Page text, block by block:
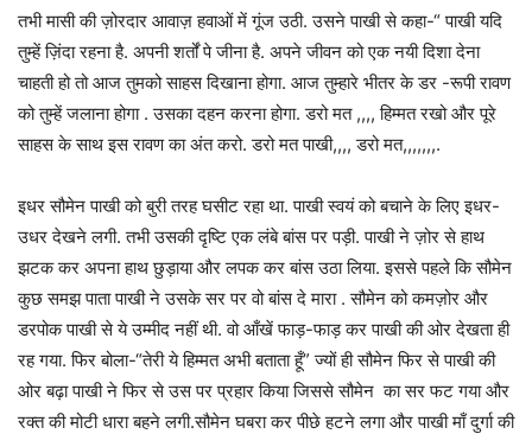
तभी मासी की ज़ोरदार आवाज़ हवाओं में गूंज उठी. उसने पाखी से कहा-“ पाखी यदि
तुम्हें ज़िंदा रहना है. अपनी शर्तों पे जीना है. अपने जीवन को एक नयी दिशा देना
चाहती हो तो आज तुमको साहस दिखाना होगा. आज तुम्हारे भीतर के डर -रूपी रावण
को तुम्हें जलाना होगा . उसका दहन करना होगा. डरो मत ,,,, हिम्मत रखो और पूरे
साहस के साथ इस रावण का अंत करो. डरो मत पाखी,,,, डरो मत,,,,,,,.
इधर सौमेन पाखी को बुरी तरह घसीट रहा था. पाखी स्वयं को बचाने के लिए इधर-
उधर देखने लगी. तभी उसकी दृष्टि एक लंबे बांस पर पड़ी. पाखी ने ज़ोर से हाथ
झटक कर अपना हाथ छुड़ाया और लपक कर बांस उठा लिया. इससे पहले कि सौमेन
कुछ समझ पाता पाखी ने उसके सर पर वो बांस दे मारा . सौमेन को कमज़ोर और
डरपोक पाखी से ये उम्मीद नहीं थी. वो आँखें फाड़-फाड़ कर पाखी की ओर देखता ही
रह गया. फिर बोला-“तेरी ये हिम्मत अभी बताता हूँ” ज्यों ही सौमेन फिर से पाखी की
ओर बढ़ा पाखी ने फिर से उस पर प्रहार किया जिससे सौमेन का सर फट गया और
रक्त की मोटी धारा बहने लगी.सौमेन घबरा कर पीछे हटने लगा और पाखी माँ दुर्गा की